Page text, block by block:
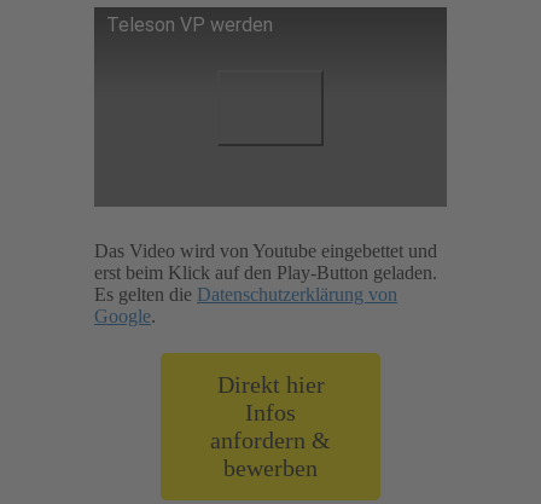
Teleson VP werden
Das Video wird von Youtube eingebettet und
erst beim Klick auf den Play-Button geladen.
Es gelten die Datenschutzerklärung von
Google.
Direkt hier
Infos
anfordern &
bewerben